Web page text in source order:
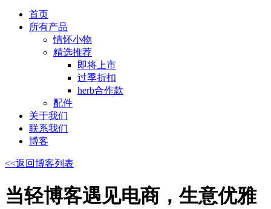
首页
所有产品
情怀小物
精选推荐
即将上市
过季折扣
herb合作款
配件
关于我们
联系我们
博客
<<返回博客列表
当轻博客遇见电商，生意优雅